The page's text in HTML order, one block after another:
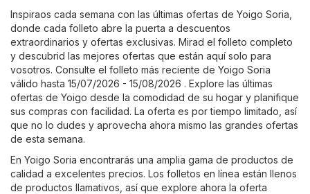
Inspiraos cada semana con las últimas ofertas de Yoigo Soria,
donde cada folleto abre la puerta a descuentos
extraordinarios y ofertas exclusivas. Mirad el folleto completo
y descubrid las mejores ofertas que están aquí solo para
vosotros. Consulte el folleto más reciente de Yoigo Soria
válido hasta 15/07/2026 - 15/08/2026 . Explore las últimas
ofertas de Yoigo desde la comodidad de su hogar y planifique
sus compras con facilidad. La oferta es por tiempo limitado, así
que no lo dudes y aprovecha ahora mismo las grandes ofertas
de esta semana.
En Yoigo Soria encontrarás una amplia gama de productos de
calidad a excelentes precios. Los folletos en línea están llenos
de productos llamativos, así que explore ahora la oferta